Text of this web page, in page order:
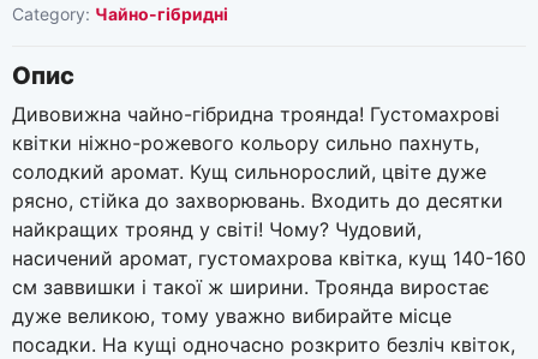
Category: Чайно-гібридні
Опис
Дивовижна чайно-гібридна троянда! Густомахрові
квітки ніжно-рожевого кольору сильно пахнуть,
солодкий аромат. Кущ сильнорослий, цвіте дуже
рясно, стійка до захворювань. Входить до десятки
найкращих троянд у світі! Чому? Чудовий,
насичений аромат, густомахрова квітка, кущ 140-160
см заввишки і такої ж ширини. Троянда виростає
дуже великою, тому уважно вибирайте місце
посадки. На кущі одночасно розкрито безліч квіток,